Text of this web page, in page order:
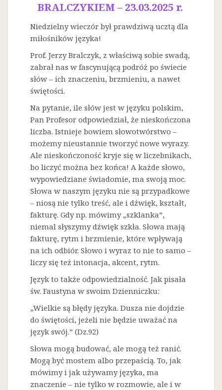
BRALCZYKIEM – 23.03.2025 r.
Niedzielny wieczór był prawdziwą ucztą dla
miłośników języka!
Prof. Jerzy Bralczyk, z właściwą sobie swadą,
zabrał nas w fascynującą podróż po świecie
słów – ich znaczeniu, brzmieniu, a nawet
świętości.
Na pytanie, ile słów jest w języku polskim,
Pan Profesor odpowiedział, że nieskończona
liczba. Istnieje bowiem słowotwórstwo –
możemy nieustannie tworzyć nowe wyrazy.
Ale nieskończoność kryje się w liczebnikach,
bo liczyć można bez końca! A każde słowo,
wypowiedziane świadomie, ma swoją moc.
Słowa w naszym języku nie są przypadkowe
– niosą nie tylko treść, ale i dźwięk, kształt,
fakturę. Gdy np. mówimy „szklanka”,
niemal słyszymy dźwięk szkła. Słowa mają
fakturę, rytm i brzmienie, które wpływają
na ich odbiór. Słowo i wyraz to nie to samo –
liczy się też intonacja, akcent, rytm.
Język to także odpowiedzialność. Jak pisała
św. Faustyna w swoim Dzienniczku:
„Wielkie są błędy języka. Dusza nie dojdzie
do świętości, jeżeli nie będzie uważać na
język swój.” (Dz.92)
Słowa mogą budować, ale mogą też ranić.
Mogą być mostem albo przepaścią. To, jak
mówimy i jak używamy języka, ma
znaczenie – nie tylko w rozmowie, ale i w